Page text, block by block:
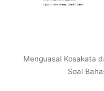
Menguasai Kosakata
Soal